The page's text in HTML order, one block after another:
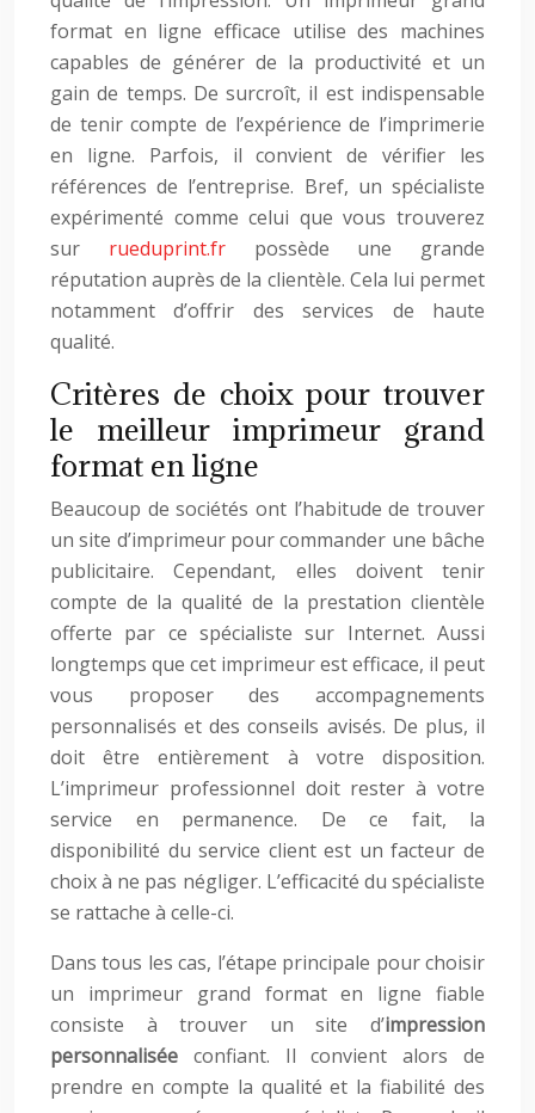
format en ligne efficace utilise des machines
capables de générer de la productivité et un
gain de temps. De surcroît, il est indispensable
de tenir compte de l’expérience de l’imprimerie
en ligne. Parfois, il convient de vérifier les
références de l’entreprise. Bref, un spécialiste
expérimenté comme celui que vous trouverez
sur rueduprint.frpossède une grande
réputation auprès de la clientèle. Cela lui permet
notamment d’offrir des services de haute
qualité.
Critères de choix pour trouver
le meilleur imprimeur grand
format en ligne
Beaucoup de sociétés ont l’habitude de trouver
un site d’imprimeur pour commander une bâche
publicitaire. Cependant, elles doivent tenir
compte de la qualité de la prestation clientèle
offerte par ce spécialiste sur Internet. Aussi
longtemps que cet imprimeur est efficace, il peut
vous proposer des accompagnements
personnalisés et des conseils avisés. De plus, il
doit être entièrement à votre disposition.
L’imprimeur professionnel doit rester à votre
service en permanence. De ce fait, la
disponibilité du service client est un facteur de
choix à ne pas négliger. L’efficacité du spécialiste
se rattache à celle-ci.
Dans tous les cas, l’étape principale pour choisir
un imprimeur grand format en ligne fiable
consiste à trouver un site d’impression
personnalisée confiant. Il convient alors de
prendre en compte la qualité et la fiabilité des